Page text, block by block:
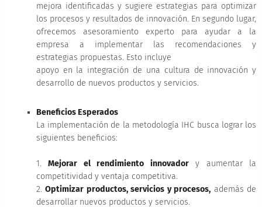
mejora identificadas y sugiere estrategias para optimizar
los procesos y resultados de innovación. En segundo lugar,
ofrecemos asesoramiento experto para ayudar a la
empresa a implementar las recomendaciones y
estrategias propuestas. Esto incluye
apoyo en la integración de una cultura de innovación y
desarrollo de nuevos productos y servicios.
Beneficios Esperados
La implementación de la metodología IHC busca lograr los
siguientes beneficios:
1.Mejorar el rendimiento innovadory aumentar la
competitividad y ventaja competitiva.
2.Optimizar productos, servicios y procesos, además de
desarrollar nuevos productos y servicios.